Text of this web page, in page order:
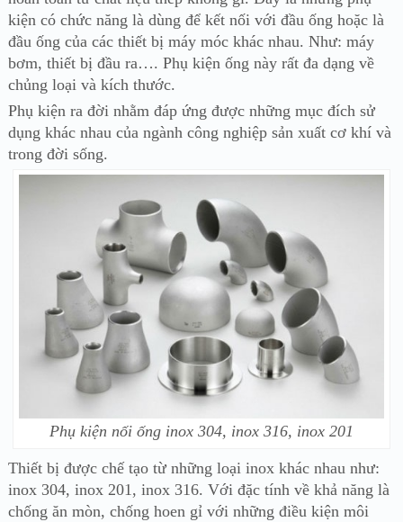
kiện có chức năng là dùng để kết nối với đầu ống hoặc là
đầu ống của các thiết bị máy móc khác nhau. Như: máy
bơm, thiết bị đầu ra…. Phụ kiện ống này rất đa dạng về
chủng loại và kích thước.
Phụ kiện ra đời nhằm đáp ứng được những mục đích sử
dụng khác nhau của ngành công nghiệp sản xuất cơ khí và
trong đời sống.
Phụ kiện nối ống inox 304, inox 316, inox 201
Thiết bị được chế tạo từ những loại inox khác nhau như:
inox 304, inox 201, inox 316. Với đặc tính về khả năng là
chống ăn mòn, chống hoen gỉ với những điều kiện môi